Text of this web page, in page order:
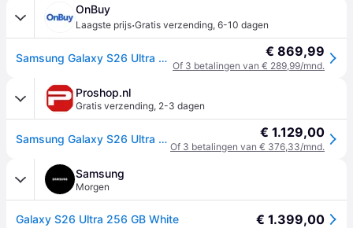
OnBuy
Laagste prijs·Gratis verzending, 6-10 dagen
Samsung Galaxy S26 Ultra 5G Dual SIM + eSIM 256GB (12GB RAM) S948B/DS Wit € 869,99
Of 3 betalingen van € 289,99/mnd.
Proshop.nl
Gratis verzending, 2-3 dagen
Samsung Galaxy S26 Ultra 256GB/12GB - White € 1.129,00
Of 3 betalingen van € 376,33/mnd.
Samsung
Morgen
Galaxy S26 Ultra 256 GB White € 1.399,00